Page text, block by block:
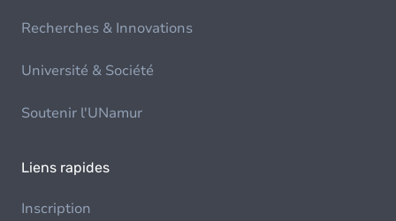
Recherches & Innovations
Université & Société
Soutenir l'UNamur
Liens rapides
Inscription